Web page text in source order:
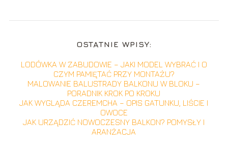
OSTATNIE WPISY:
LODÓWKA W ZABUDOWIE – JAKI MODEL WYBRAĆ I O
CZYM PAMIĘTAĆ PRZY MONTAŻU?
MALOWANIE BALUSTRADY BALKONU W BLOKU –
PORADNIK KROK PO KROKU
JAK WYGLĄDA CZEREMCHA – OPIS GATUNKU, LIŚCIE I
OWOCE
JAK URZĄDZIĆ NOWOCZESNY BALKON? POMYSŁY I
ARANŻACJA